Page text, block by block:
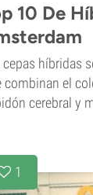
10 De
cepas híbridas
combinan el
cerebral y
1